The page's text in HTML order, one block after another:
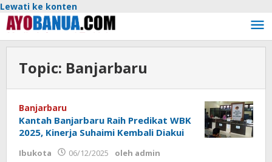
Lewati ke konten
Topic: Banjarbaru
Banjarbaru
Kantah Banjarbaru Raih Predikat WBK
2025, Kinerja Suhaimi Kembali Diakui
Ibukota 06/12/2025 oleh admin